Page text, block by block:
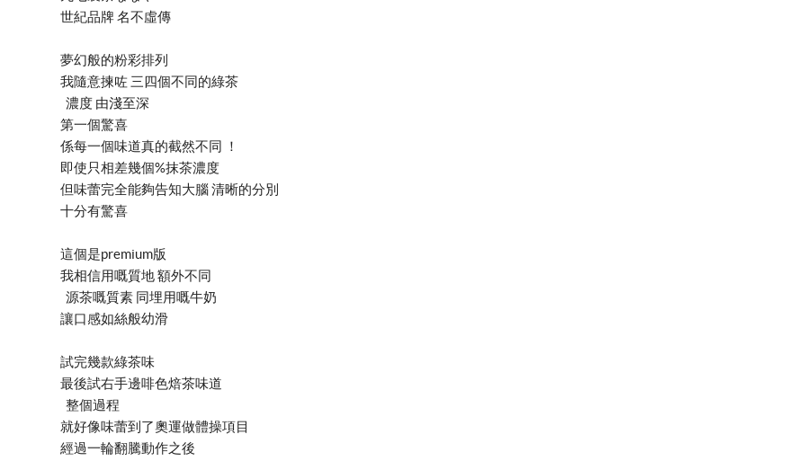
世紀品牌 名不虛傳
夢幻般的粉彩排列
我隨意揀咗 三四個不同的綠茶
濃度 由淺至深
第一個驚喜
係每一個味道真的截然不同 ！
即使只相差幾個%抹茶濃度
但味蕾完全能夠告知大腦 清晰的分別
十分有驚喜
這個是premium版
我相信用嘅質地 額外不同
源茶嘅質素 同埋用嘅牛奶
讓口感如絲般幼滑
試完幾款綠茶味
最後試右手邊啡色焙茶味道
整個過程
就好像味蕾到了奧運做體操項目
經過一輪翻騰動作之後